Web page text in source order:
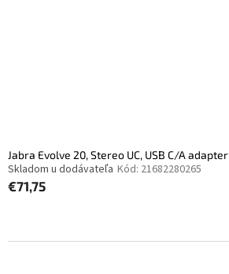
Jabra Evolve 20, Stereo UC, USB C/A adapter
Skladom u dodávateľa Kód: 21682280265
€71,75